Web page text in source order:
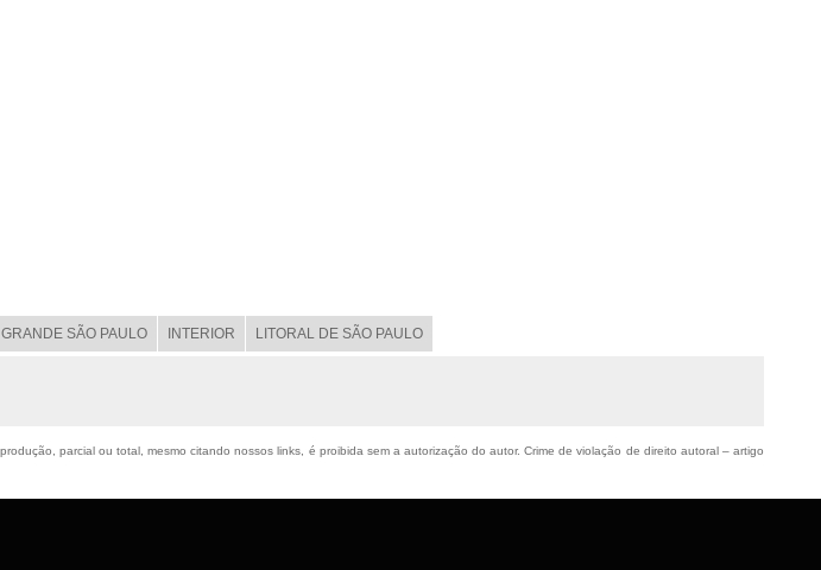
GRANDE SÃO PAULO INTERIOR LITORAL DE SÃO PAULO
parcial ou total, mesmo citando nossos links, é proibida sem a autorização do autor. Crime de violação de direito autoral – artigo